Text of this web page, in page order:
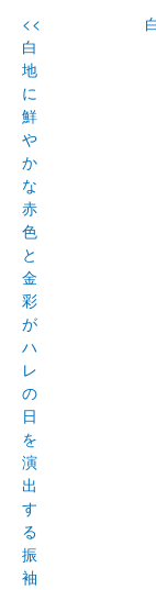
<<
白
地
に
鮮
や
か
な
赤
色
と
金
彩
が
ハ
レ
の
日
を
演
出
す
る
振
袖